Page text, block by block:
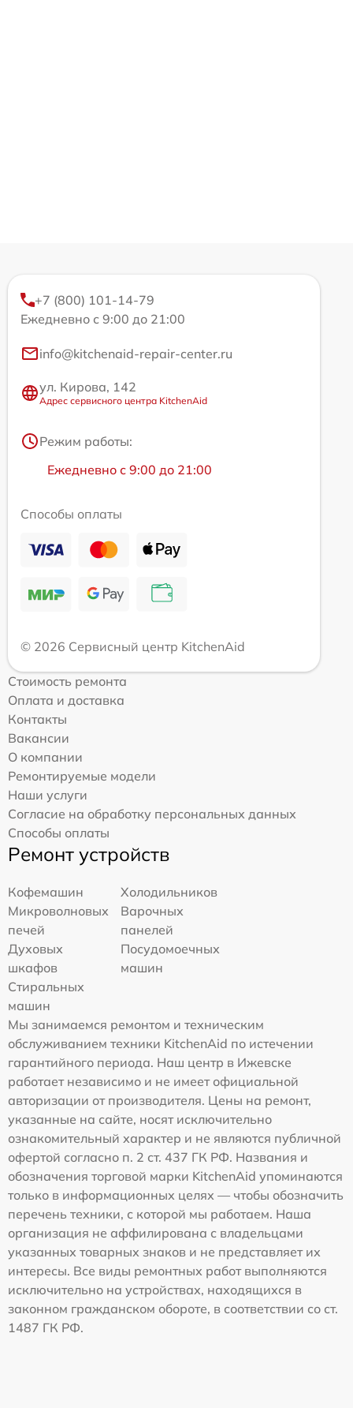
+7 (800) 101-14-79
Ежедневно с 9:00 до 21:00
info@kitchenaid-repair-center.ru
ул. Кирова, 142
Адрес сервисного центра KitchenAid
Режим работы:
Ежедневно с 9:00 до 21:00
Способы оплаты
© 2026 Сервисный центр KitchenAid
Стоимость ремонта
Оплата и доставка
Контакты
Вакансии
О компании
Ремонтируемые модели
Наши услуги
Согласие на обработку персональных данных
Способы оплаты
Ремонт устройств
Кофемашин
Холодильников
Микроволновых
печей
Варочных
панелей
Духовых
шкафов
Посудомоечных
машин
Стиральных
машин
Мы занимаемся ремонтом и техническим
обслуживанием техники KitchenAid по истечении
гарантийного периода. Наш центр в Ижевске
работает независимо и не имеет официальной
авторизации от производителя. Цены на ремонт,
указанные на сайте, носят исключительно
ознакомительный характер и не являются публичной
офертой согласно п. 2 ст. 437 ГК РФ. Названия и
обозначения торговой марки KitchenAid упоминаются
только в информационных целях — чтобы обозначить
перечень техники, с которой мы работаем. Наша
организация не аффилирована с владельцами
указанных товарных знаков и не представляет их
интересы. Все виды ремонтных работ выполняются
исключительно на устройствах, находящихся в
законном гражданском обороте, в соответствии со ст.
1487 ГК РФ.